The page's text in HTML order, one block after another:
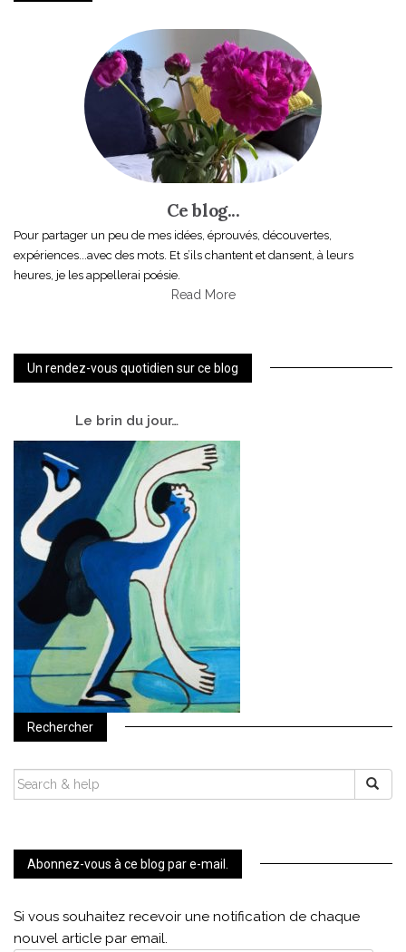
Ce blog...
Pour partager un peu de mes idées, éprouvés, découvertes,
expériences...avec des mots. Et s’ils chantent et dansent, à leurs
heures, je les appellerai poésie.
Read More
Un rendez-vous quotidien sur ce blog
Le brin du jour…
Rechercher
SEARCH
FOR:
Abonnez-vous à ce blog par e-mail.
Si vous souhaitez recevoir une notification de chaque
nouvel article par email.